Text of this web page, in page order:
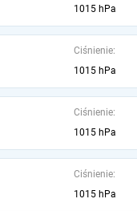
1015 hPa
Ciśnienie:
1015 hPa
Ciśnienie:
1015 hPa
Ciśnienie:
1015 hPa